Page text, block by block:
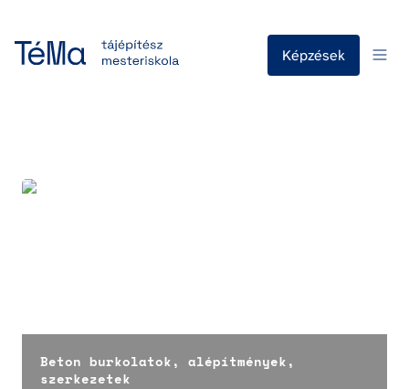
Képzések
Beton burkolatok, alépítmények, szerkezetek
Beton burkolatok, alépítmények,
szerkezetek